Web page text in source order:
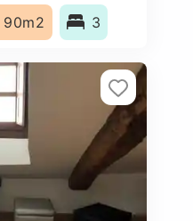
90m2 3